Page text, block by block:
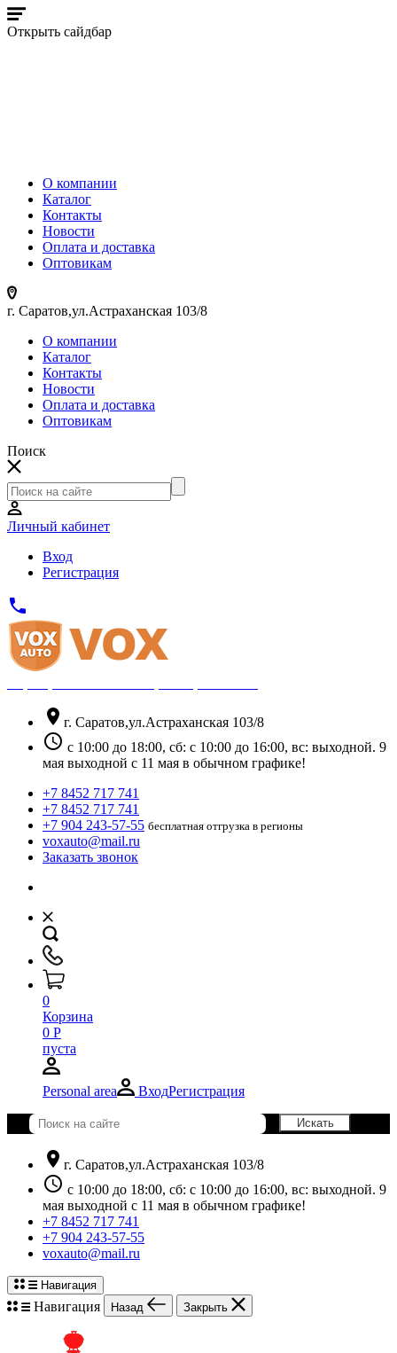
Открыть сайдбар
О компании
Каталог
Контакты
Новости
Оплата и доставка
Оптовикам
г. Саратов,ул.Астраханская 103/8
О компании
Каталог
Контакты
Новости
Оплата и доставка
Оптовикам
Поиск
Личный кабинет
Вход
Регистрация
phone
location_on г. Саратов,ул.Астраханская 103/8
schedule с 10:00 до 18:00, сб: с 10:00 до 16:00, вс: выходной. 9
мая выходной с 11 мая в обычном графике!
+7 8452 717 741
+7 8452 717 741
+7 904 243-57-55 бесплатная отгрузка в регионы
voxauto@mail.ru
Заказать звонок
0
Корзина
0 Р
пуста
Personal area ВходРегистрация
location_on г. Саратов,ул.Астраханская 103/8
schedule с 10:00 до 18:00, сб: с 10:00 до 16:00, вс: выходной. 9
мая выходной с 11 мая в обычном графике!
+7 8452 717 741
+7 904 243-57-55
voxauto@mail.ru
Навигация
Навигация Назад Закрыть